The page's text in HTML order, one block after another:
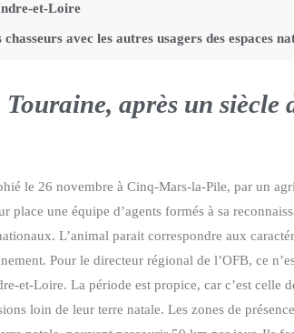
et-Loire
avec les autres usagers des espaces
après un siècle
le 26 novembre à Cinq-Mars-la-Pile, par un
une équipe d’agents formés à sa
L’animal parait correspondre aux
Pour le directeur régional de l’OFB, ce
et-Loire. La période est propice, car c’est
loin de leur terre natale. Les zones de